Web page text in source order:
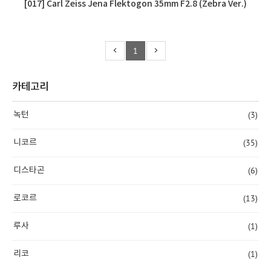
[017] Carl Zeiss Jena Flektogon 35mm F2.8 (Zebra Ver.)
1
카테고리
녹턴 (3)
니코르 (35)
디스타곤 (6)
로코르 (13)
루사 (1)
리코 (1)